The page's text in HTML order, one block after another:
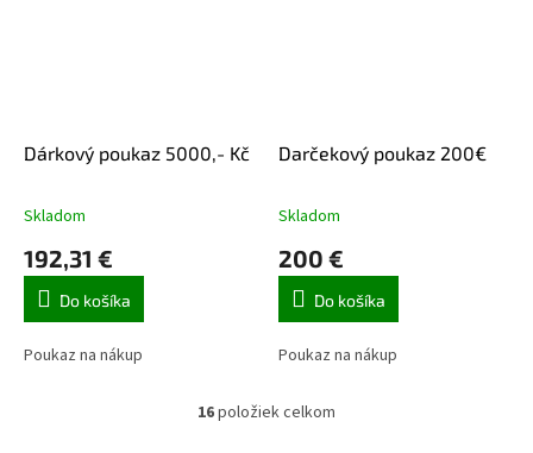
Dárkový poukaz 5000,- Kč
Skladom
192,31 €
Do košíka
Poukaz na nákup
Darčekový poukaz 200€
Skladom
200 €
Do košíka
Poukaz na nákup
O
16položiek celkom